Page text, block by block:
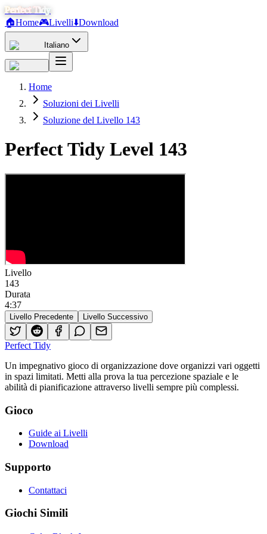
Perfect Tidy
🏠Home🎮Livelli⬇️Download
Italiano
Home
Soluzioni dei Livelli
Soluzione del Livello 143
Perfect Tidy Level 143
Livello
143
Durata
4:37
Livello Precedente Livello Successivo
Perfect Tidy
Un impegnativo gioco di organizzazione dove organizzi vari oggetti
in spazi limitati. Metti alla prova la tua percezione spaziale e le
abilità di pianificazione attraverso livelli sempre più complessi.
Gioco
Guide ai Livelli
Download
Supporto
Contattaci
Giochi Simili